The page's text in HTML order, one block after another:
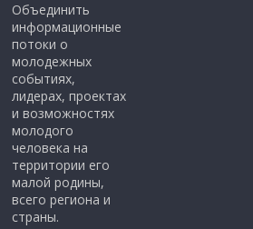
Объединить
информационные
потоки о
молодежных
событиях,
лидерах, проектах
и возможностях
молодого
человека на
территории его
малой родины,
всего региона и
страны.